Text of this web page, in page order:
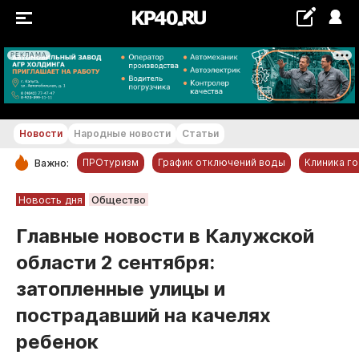
РЕКЛАМА
+20...+21 °С
РУБРИКИ
Статьи
Народные новости
Авто и транспорт
Благоустройство
Новости Народные новости Статьи
Важно: ПРОтуризм График отключений воды Клиника
Новость дня Общество
Главные новости в Калужской
области 2 сентября:
затопленные улицы и
пострадавший на качелях
ребенок